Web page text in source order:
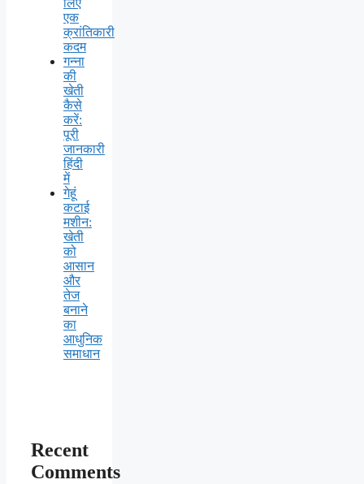
लिए
एक
क्रांतिकारी
कदम
गन्ना
की
खेती
कैसे
करें:
पूरी
जानकारी
हिंदी
में
गेहूं
कटाई
मशीन:
खेती
को
आसान
और
तेज
बनाने
का
आधुनिक
समाधान
Recent
Comments